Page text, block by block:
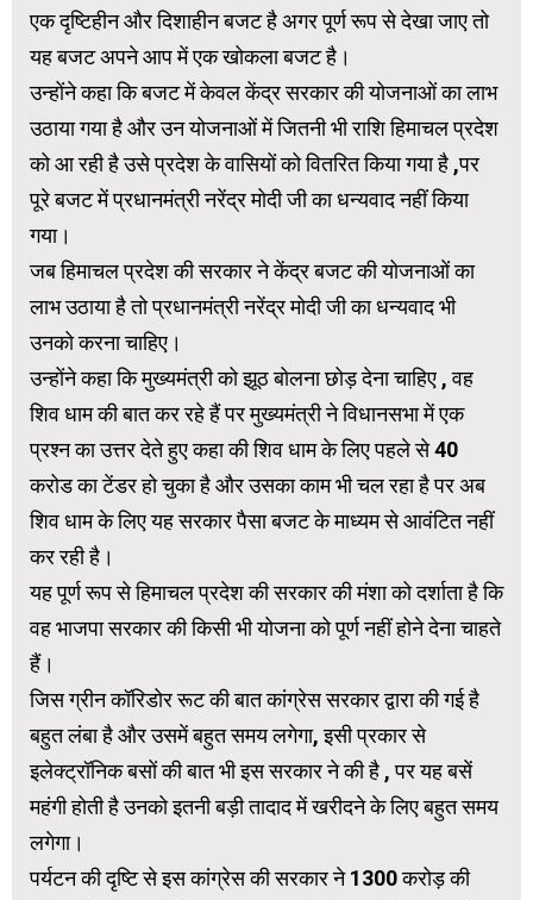
एक दृष्टिहीन और दिशाहीन बजट है अगर पूर्ण रूप से देखा जाए तो
यह बजट अपने आप में एक खोकला बजट है।
उन्होंने कहा कि बजट में केवल केंद्र सरकार की योजनाओं का लाभ
उठाया गया है और उन योजनाओं में जितनी भी राशि हिमाचल प्रदेश
को आ रही है उसे प्रदेश के वासियों को वितरित किया गया है ,पर
पूरे बजट में प्रधानमंत्री नरेंद्र मोदी जी का धन्यवाद नहीं किया
गया।
जब हिमाचल प्रदेश की सरकार ने केंद्र बजट की योजनाओं का
लाभ उठाया है तो प्रधानमंत्री नरेंद्र मोदी जी का धन्यवाद भी
उनको करना चाहिए।
उन्होंने कहा कि मुख्यमंत्री को झूठ बोलना छोड़ देना चाहिए , वह
शिव धाम की बात कर रहे हैं पर मुख्यमंत्री ने विधानसभा में एक
प्रश्न का उत्तर देते हुए कहा की शिव धाम के लिए पहले से 40
करोड का टेंडर हो चुका है और उसका काम भी चल रहा है पर अब
शिव धाम के लिए यह सरकार पैसा बजट के माध्यम से आवंटित नहीं
कर रही है।
यह पूर्ण रूप से हिमाचल प्रदेश की सरकार की मंशा को दर्शाता है कि
वह भाजपा सरकार की किसी भी योजना को पूर्ण नहीं होने देना चाहते
हैं।
जिस ग्रीन कॉरिडोर रूट की बात कांग्रेस सरकार द्वारा की गई है
बहुत लंबा है और उसमें बहुत समय लगेगा, इसी प्रकार से
इलेक्ट्रॉनिक बसों की बात भी इस सरकार ने की है , पर यह बसें
महंगी होती है उनको इतनी बड़ी तादाद में खरीदने के लिए बहुत समय
लगेगा।
पर्यटन की दृष्टि से इस कांग्रेस की सरकार ने 1300 करोड़ की